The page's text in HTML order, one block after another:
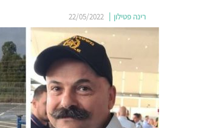
רינה פטילון 22/05/2022